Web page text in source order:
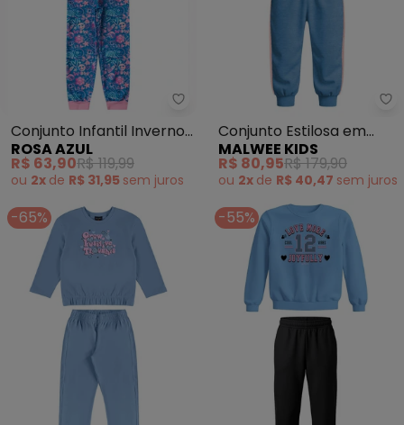
Rosa Azul - Conjunto Infantil
Conjunto Infantil Inverno
Iaia (Azul Cobalto)
ROSA AZUL
R$ 63,90R$ 119,99
ou 2x de R$ 31,95 sem juros
Conjunto Estilosa em
Botonê (Azul)
MALWEE KIDS
R$ 80,95R$ 179,90
ou 2x de R$ 40,47 sem juros
-65% -55%